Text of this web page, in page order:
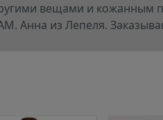
вещами и кожанным
Анна из Лепеля.